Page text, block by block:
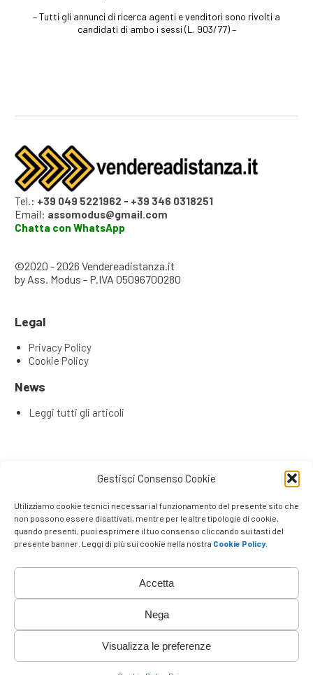
Gestisci Consenso Cookie
Utilizziamo cookie tecnici necessari al funzionamento del presente sito che
non possono essere disattivati, mentre per le altre tipologie di cookie,
quando presenti, puoi esprimere il tuo consenso cliccando sui tasti del
presente banner. Leggi di più sui cookie nella nostra Cookie Policy.
Accetta
Nega
Visualizza le preferenze
– Tutti gli annunci di ricerca agenti e venditori sono rivolti a
candidati di ambo i sessi (L. 903/77) –
Tel.: +39 049 5221962 - +39 346 0318251
Email: assomodus@gmail.com
Chatta con WhatsApp
©2020 - 2026 Vendereadistanza.it
by Ass. Modus - P.IVA 05096700280
Legal
Privacy Policy
Cookie Policy
News
Leggi tutti gli articoli
commerciale ha bisogno di una Content & Service Room
(CSR)
Remote Seller di Successo: Le 4 Competenze Chiave che
Fanno la Differenza
Vincere a Distanza: Perché Negozio Fisico ed E-
commerce non bastano più nel B2B
Top